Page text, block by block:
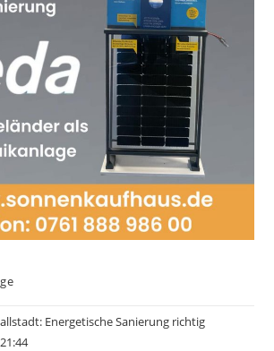
Energetische Sanierung richtig